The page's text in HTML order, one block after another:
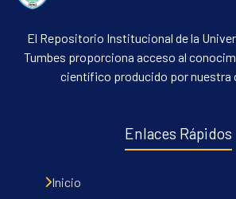
El Repositorio Institucional de la
Tumbes proporciona acceso al
científico producido por nuestra
Enlaces Rápidos
Inicio